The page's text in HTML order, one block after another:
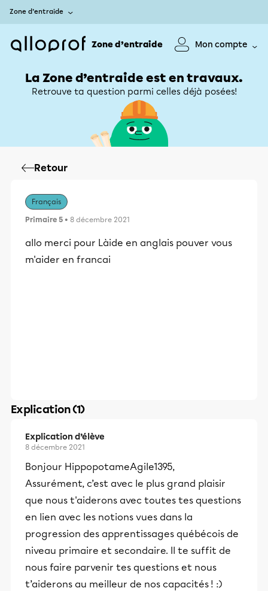
Zone d’entraide
Zone d’entraide Mon compte
La Zone d’entraide est en travaux.
Retrouve ta question parmi celles déjà posées!
Retour
Français
Primaire 5 • 8 décembre 2021
allo merci pour Làide en anglais pouver vous
m'aider en francai
Explication (1)
Explication d’élève
8 décembre 2021
Bonjour HippopotameAgile1395,
Assurément, c’est avec le plus grand plaisir
que nous t'aiderons avec toutes tes questions
en lien avec les notions vues dans la
progression des apprentissages québécois de
niveau primaire et secondaire. Il te suffit de
nous faire parvenir tes questions et nous
t’aiderons au meilleur de nos capacités ! :)